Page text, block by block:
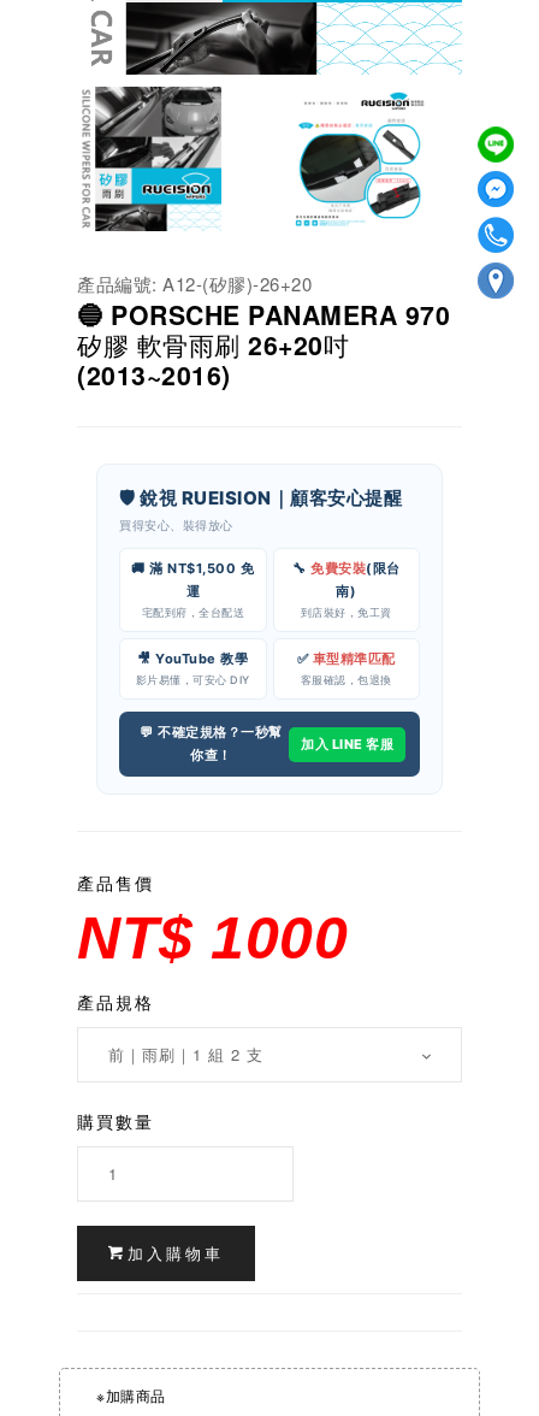
產品編號: A12-(矽膠)-26+20
🔵 PORSCHE PANAMERA 970
矽膠 軟骨雨刷 26+20吋
(2013~2016)
🛡️ 銳視 RUEISION｜顧客安心提醒
買得安心、裝得放心
🚚 滿 NT$1,500 免
運
宅配到府，全台配送
🔧 免費安裝(限台
南)
到店裝好，免工資
🎥 YouTube 教學
影片易懂，可安心 DIY
✅ 車型精準匹配
客服確認，包退換
💬 不確定規格？一秒幫
你查！
加入 LINE 客服
產品售價
NT$ 1000
產品規格
購買數量
加入購物車
※加購商品